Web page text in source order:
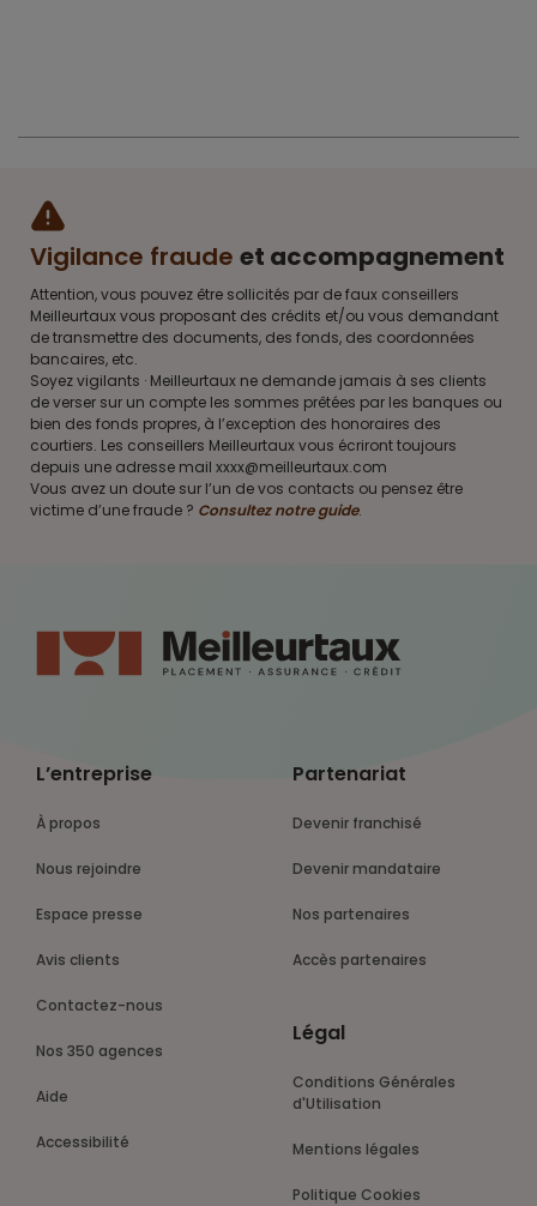
Vigilance fraude et accompagnement
Attention, vous pouvez être sollicités par de faux conseillers
Meilleurtaux vous proposant des crédits et/ou vous demandant
de transmettre des documents, des fonds, des coordonnées
bancaires, etc.
Soyez vigilants · Meilleurtaux ne demande jamais à ses clients
de verser sur un compte les sommes prêtées par les banques ou
bien des fonds propres, à l’exception des honoraires des
courtiers. Les conseillers Meilleurtaux vous écriront toujours
depuis une adresse mail xxxx@meilleurtaux.com
Vous avez un doute sur l’un de vos contacts ou pensez être
victime d’une fraude ? Consultez notre guide.
L’entreprise
À propos
Nous rejoindre
Espace presse
Avis clients
Contactez-nous
Nos 350 agences
Aide
Accessibilité
Partenariat
Devenir franchisé
Devenir mandataire
Nos partenaires
Accès partenaires
Légal
Conditions Générales
d'Utilisation
Mentions légales
Politique Cookies